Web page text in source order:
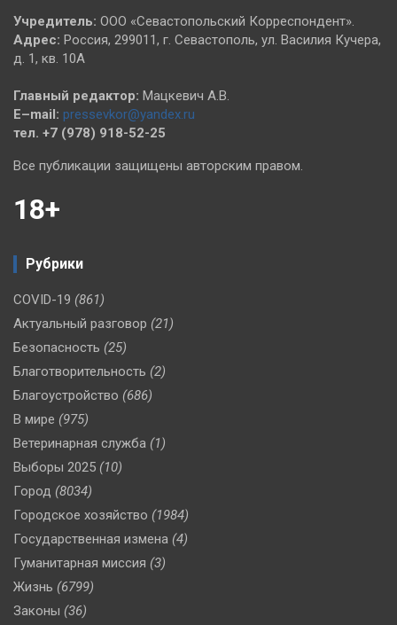
Учредитель: ООО «Севастопольский Корреспондент».
Адрес: Россия, 299011, г. Севастополь, ул. Василия Кучера,
д. 1, кв. 10А
Главный редактор: Мацкевич А.В.
E–mail: pressevkor@yandex.ru
тел. +7 (978) 918-52-25
Все публикации защищены авторским правом.
18+
Рубрики
COVID-19 (861)
Актуальный разговор (21)
Безопасность (25)
Благотворительность (2)
Благоустройство (686)
В мире (975)
Ветеринарная служба (1)
Выборы 2025 (10)
Город (8034)
Городское хозяйство (1984)
Государственная измена (4)
Гуманитарная миссия (3)
Жизнь (6799)
Законы (36)